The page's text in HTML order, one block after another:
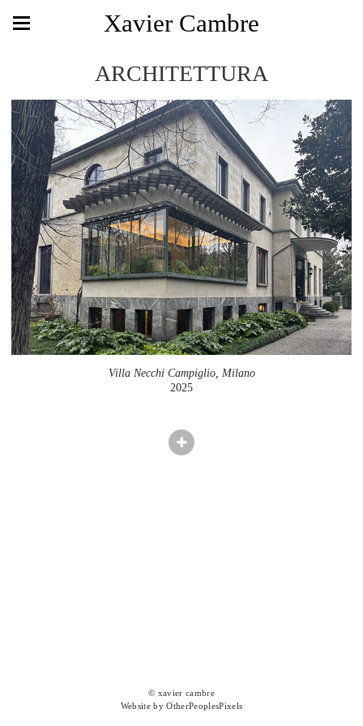
Xavier Cambre
ARCHITETTURA
Villa Necchi Campiglio, Milano
2025
© xavier cambre
Website by OtherPeoplesPixels